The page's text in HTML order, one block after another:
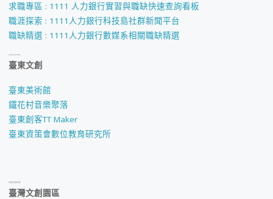
求職專區 : 1111 人力銀行實習與職缺快速查詢看板
職涯探索 : 1111人力銀行科技島社群新聞平台
職缺精選 : 1111人力銀行數媒系相關職缺精選
臺東文創
臺東美術館
鐵花村音樂聚落
臺東創客TT Maker
臺東資策會數位教育研究所
臺灣文創園區